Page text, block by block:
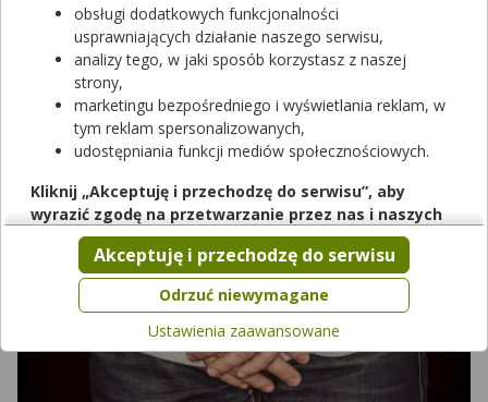
mężczyzn w różnym wieku, a także u noworodków, które
narażone są na zakażenie w trakcie porodu, podczas
przechodzenia przez drogi rodne matki, która choruje na
rzeżączkę. Jakie są objawy rzeżączki? Jak ją leczyć? Czy jest ona
niebezpieczna?
obsługi dodatkowych funkcjonalności
usprawniających działanie naszego serwisu,
analizy tego, w jaki sposób korzystasz z naszej
strony,
marketingu bezpośredniego i wyświetlania reklam, w
tym reklam spersonalizowanych,
udostępniania funkcji mediów społecznościowych.
Kliknij „Akceptuję i przechodzę do serwisu”, aby
wyrazić zgodę na przetwarzanie przez nas i naszych
partnerów Twoich danych w powyższych celach.
Pamiętaj, że wyrażenie zgody jest dobrowolne, a wyrażoną
zgodę możesz w każdej chwili cofnąć, możesz też wycofać
zgodę na przetwarzanie Twoich danych tylko w niektórych
celach. Jeżeli chcesz dowiedzieć się więcej lub chcesz
przeprowadzić konfigurację szczegółową, to możesz tego
dokonać za pomocą „Ustawień zaawansowanych”.
Odrzuć niewymagane
Akceptuję i przechodzę do serwisu
Ustawienia zaawansowane